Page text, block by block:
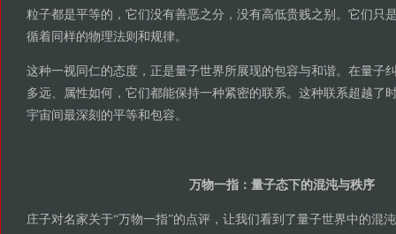
粒子都是平等的，它们没有善恶之分，没有高低贵贱之别。它们只
循着同样的物理法则和规律。
这种一视同仁的态度，正是量子世界所展现的包容与和谐。在量子
多远、属性如何，它们都能保持一种紧密的联系。这种联系超越了
宇宙间最深刻的平等和包容。
万物一指：量子态下的混沌与秩序
庄子对名家关于“万物一指”的点评，让我们看到了量子世界中的混